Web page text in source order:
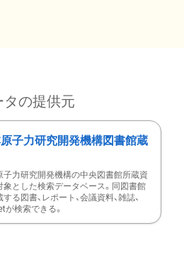
タの提供元
原子力研究開発機構図書館蔵
子力研究開発機構の中央図書館所蔵資
象とした検索データベース。同図書館
る図書、レポート、会議資料、雑誌、
が検索できる。